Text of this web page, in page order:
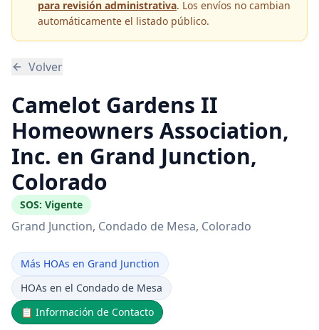
para revisión administrativa. Los envíos no cambian
automáticamente el listado público.
Volver
Camelot Gardens II
Homeowners Association,
Inc. en Grand Junction,
Colorado
SOS: Vigente
Grand Junction, Condado de Mesa, Colorado
Más HOAs en Grand Junction
HOAs en el Condado de Mesa
📋 Información de Contacto